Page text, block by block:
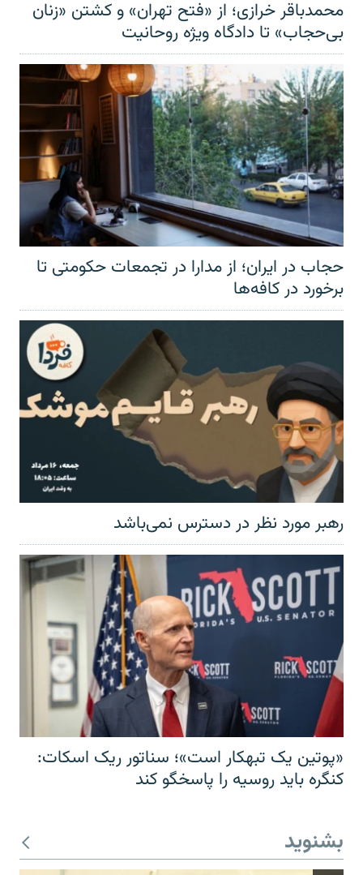
محمدباقر خرازی؛ از «فتح تهران» و کشتن «زنان
بی‌حجاب» تا دادگاه ویژه روحانیت
حجاب در ایران؛ از مدارا در تجمعات حکومتی تا
برخورد در کافه‌ها
رهبر مورد نظر در دسترس نمی‌باشد
«پوتین یک تبهکار است»؛ سناتور ریک اسکات:
کنگره باید روسیه را پاسخگو کند
بشنوید